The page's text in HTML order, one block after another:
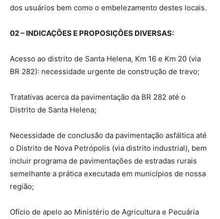
dos usuários bem como o embelezamento destes locais.
02 – INDICAÇÕES E PROPOSIÇÕES DIVERSAS:
Acesso ao distrito de Santa Helena, Km 16 e Km 20 (via
BR 282): necessidade urgente de construção de trevo;
Tratativas acerca da pavimentação da BR 282 até o
Distrito de Santa Helena;
Necessidade de conclusão da pavimentação asfáltica até
o Distrito de Nova Petrópolis (via distrito industrial), bem
incluir programa de pavimentações de estradas rurais
semelhante a prática executada em municípios de nossa
região;
Ofício de apelo ao Ministério de Agricultura e Pecuária